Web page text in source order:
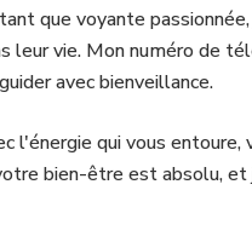
besoin.
et des milliers de clients
notre précision et notre
en voyance.
que voyante
leur vie. Mon numéro de
avec bienveillance.
l'énergie qui vous entoure,
bien-être est absolu,